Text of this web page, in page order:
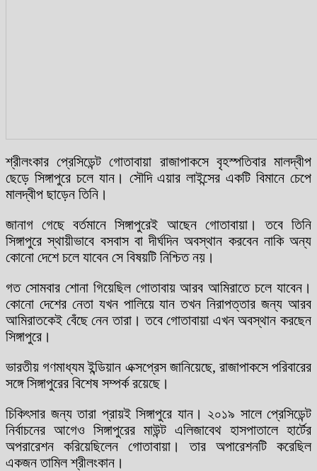
শ্রীলংকার প্রেসিডেন্ট গোতাবায়া রাজাপাকসে বৃহস্পতিবার মালদ্বীপ
ছেড়ে সিঙ্গাপুরে চলে যান। সৌদি এয়ার লাইন্সের একটি বিমানে চেপে
মালদ্বীপ ছাড়েন তিনি।
জানাগ গেছে বর্তমানে সিঙ্গাপুরেই আছেন গোতাবায়া। তবে তিনি
সিঙ্গাপুরে স্থায়ীভাবে বসবাস বা দীর্ঘদিন অবস্থান করবেন নাকি অন্য
কোনো দেশে চলে যাবেন সে বিষয়টি নিশ্চিত নয়।
গত সোমবার শোনা গিয়েছিল গোতাবায় আরব আমিরাতে চলে যাবেন।
কোনো দেশের নেতা যখন পালিয়ে যান তখন নিরাপত্তার জন্য আরব
আমিরাতকেই বেঁছে নেন তারা। তবে গোতাবায়া এখন অবস্থান করছেন
সিঙ্গাপুরে।
ভারতীয় গণমাধ্যম ইন্ডিয়ান এক্সপ্রেস জানিয়েছে, রাজাপাকসে পরিবারের
সঙ্গে সিঙ্গাপুরের বিশেষ সম্পর্ক রয়েছে।
চিকিৎসার জন্য তারা প্রায়ই সিঙ্গাপুরে যান। ২০১৯ সালে প্রেসিডেন্ট
নির্বাচনের আগেও সিঙ্গাপুরের মাউন্ট এলিজাবেথ হাসপাতালে হার্টের
অপরারেশন করিয়েছিলেন গোতাবায়া। তার অপারেশনটি করেছিল
একজন তামিল শ্রীলংকান।